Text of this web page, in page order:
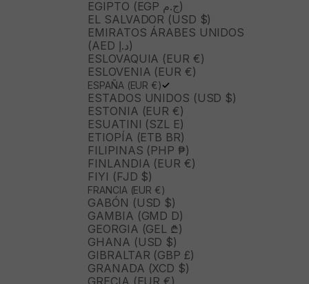
EGIPTO (EGP ج.م)
EL SALVADOR (USD $)
EMIRATOS ÁRABES UNIDOS
(AED د.إ)
ESLOVAQUIA (EUR €)
ESLOVENIA (EUR €)
ESPAÑA (EUR €)
ESTADOS UNIDOS (USD $)
ESTONIA (EUR €)
ESUATINI (SZL E)
ETIOPÍA (ETB BR)
FILIPINAS (PHP ₱)
FINLANDIA (EUR €)
FIYI (FJD $)
FRANCIA (EUR €)
GABÓN (USD $)
GAMBIA (GMD D)
GEORGIA (GEL ₾)
GHANA (USD $)
GIBRALTAR (GBP £)
GRANADA (XCD $)